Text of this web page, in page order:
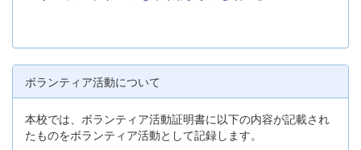
ボランティア活動について
本校では、ボランティア活動証明書に以下の内容が記載され
たものをボランティア活動として記録します。